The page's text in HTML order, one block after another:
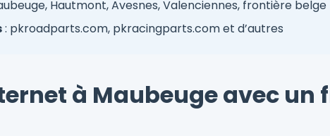
Hautmont, Avesnes, Valenciennes, frontière belge
: pkroadparts.com, pkracingparts.com et d’autres
à Maubeuge avec un